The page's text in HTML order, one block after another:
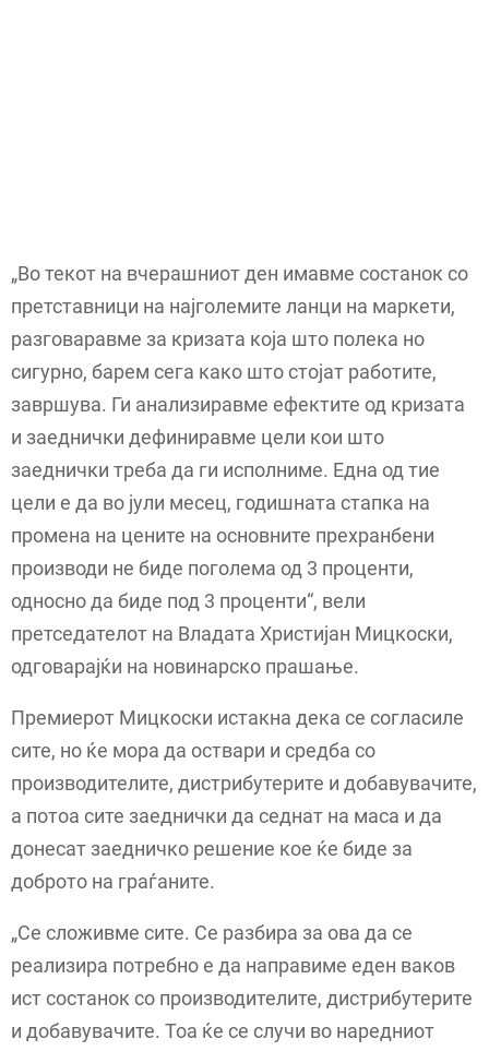
„Во текот на вчерашниот ден имавме состанок со
претставници на најголемите ланци на маркети,
разговаравме за кризата која што полека но
сигурно, барем сега како што стојат работите,
завршува. Ги анализиравме ефектите од кризата
и заеднички дефиниравме цели кои што
заеднички треба да ги исполниме. Една од тие
цели е да во јули месец, годишната стапка на
промена на цените на основните прехранбени
производи не биде поголема од 3 проценти,
односно да биде под 3 проценти“, вели
претседателот на Владата Христијан Мицкоски,
одговарајќи на новинарско прашање.
Премиерот Мицкоски истакна дека се согласиле
сите, но ќе мора да оствари и средба со
производителите, дистрибутерите и добавувачите,
а потоа сите заеднички да седнат на маса и да
донесат заедничко решение кое ќе биде за
доброто на граѓаните.
„Се сложивме сите. Се разбира за ова да се
реализира потребно е да направиме еден ваков
ист состанок со производителите, дистрибутерите
и добавувачите. Тоа ќе се случи во наредниот